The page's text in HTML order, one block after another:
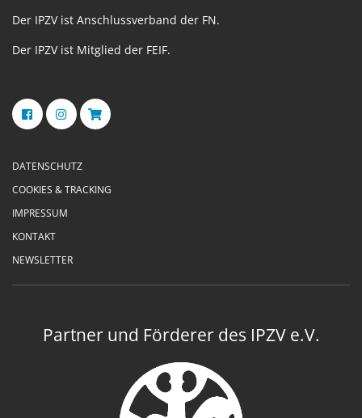
Der IPZV ist Anschlussverband der FN.
Der IPZV ist Mitglied der FEIF.
DATENSCHUTZ
COOKIES & TRACKING
IMPRESSUM
KONTAKT
NEWSLETTER
Partner und Förderer des IPZV e.V.